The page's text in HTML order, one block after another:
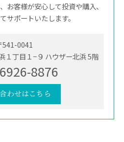
お客様が安心して投資や購入、
サポートいたします。
541-0041
１丁目１−９ ハウザー北浜 5階
8876
わせはこちら